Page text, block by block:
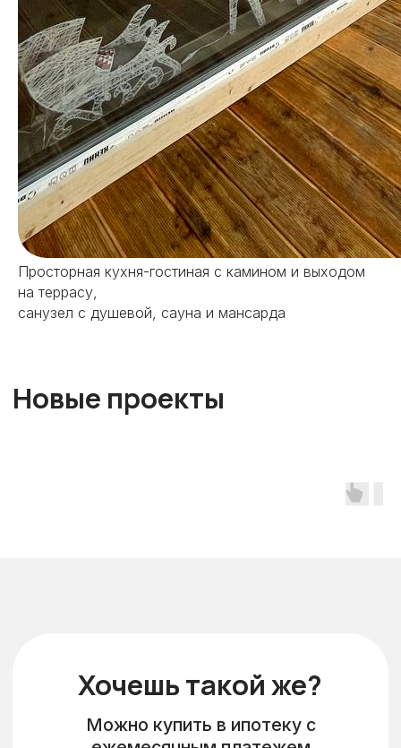
Просторная кухня-гостиная с камином и выходом
на террасу,
санузел с душевой, сауна и мансарда
+7
Я согласен(а) с политикой
Хочешь такой же?
Можно купить в ипотеку с
ежемесячным платежем